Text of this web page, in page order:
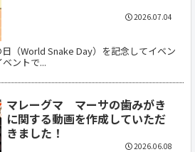
（World Snake Day）を記念してイベン
ントで...
2026.07.04
マレーグマ マーサの歯みがき
に関する動画を作成していただ
きました！
2026.06.08